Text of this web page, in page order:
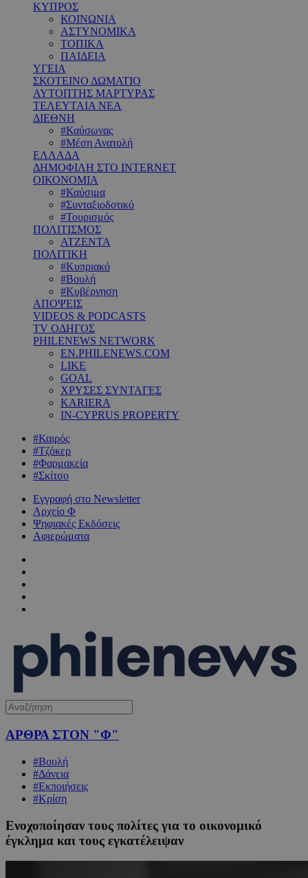
ΚΥΠΡΟΣ
ΚΟΙΝΩΝΙΑ
ΑΣΤΥΝΟΜΙΚΑ
ΤΟΠΙΚΑ
ΠΑΙΔΕΙΑ
ΥΓΕΙΑ
ΣΚΟΤΕΙΝΟ ΔΩΜΑΤΙΟ
ΑΥΤΟΠΤΗΣ ΜΑΡΤΥΡΑΣ
ΤΕΛΕΥΤΑΙΑ ΝΕΑ
ΔΙΕΘΝΗ
#Καύσωνας
#Μέση Ανατολή
ΕΛΛΑΔΑ
ΔΗΜΟΦΙΛΗ ΣΤΟ INTERNET
ΟΙΚΟΝΟΜΙΑ
#Καύσιμα
#Συνταξιοδοτικό
#Τουρισμός
ΠΟΛΙΤΙΣΜΟΣ
ΑΤΖΕΝΤΑ
ΠΟΛΙΤΙΚΗ
#Κυπριακό
#Βουλή
#Κυβέρνηση
ΑΠΟΨΕΙΣ
VIDEOS & PODCASTS
TV ΟΔΗΓΟΣ
PHILENEWS NETWORK
EN.PHILENEWS.COM
LIKE
GOAL
ΧΡΥΣΕΣ ΣΥΝΤΑΓΕΣ
KARIERA
IN-CYPRUS PROPERTY
#Καιρός
#Τζόκερ
#Φαρμακεία
#Σκίτσο
Εγγραφή στο Newsletter
Αρχείο Φ
Ψηφιακές Εκδόσεις
Αφιερώματα
ΑΡΘΡΑ ΣΤΟΝ "Φ"
#Βουλή
#Δάνεια
#Εκποιήσεις
#Κρίση
Ενοχοποίησαν τους πολίτες για το οικονομικό
έγκλημα και τους εγκατέλειψαν